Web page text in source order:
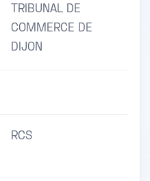
TRIBUNAL DE
COMMERCE DE
DIJON
RCS